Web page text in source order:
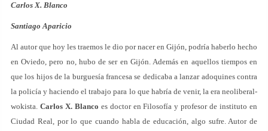
Carlos X. Blanco
Santiago Aparicio
Al autor que hoy les traemos le dio por nacer en Gijón, podría haberlo hecho
en Oviedo, pero no, hubo de ser en Gijón. Además en aquellos tiempos en
que los hijos de la burguesía francesa se dedicaba a lanzar adoquines contra
la policía y haciendo el trabajo para lo que habría de venir, la era neoliberal-
wokista. Carlos X. Blanco es doctor en Filosofía y profesor de instituto en
Ciudad Real, por lo que cuando habla de educación, algo sufre. Autor de